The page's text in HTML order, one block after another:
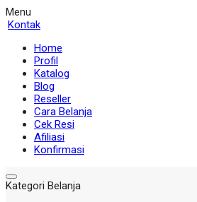
Menu
Kontak
Home
Profil
Katalog
Blog
Reseller
Cara Belanja
Cek Resi
Afiliasi
Konfirmasi
Kategori Belanja